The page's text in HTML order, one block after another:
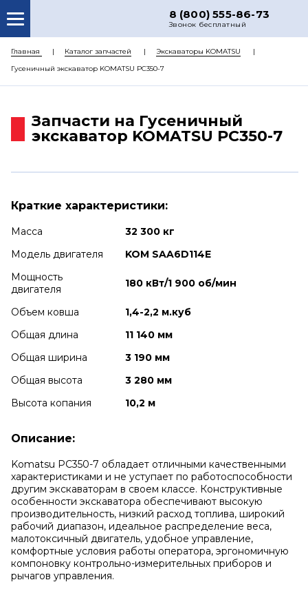
8 (800) 555-86-73
Звонок бесплатный
О НАС
КАТАЛОГ ЗАПЧАСТЕЙ
ДОСТАВКА
Главная Каталог запчастей
Экскаваторы KOMATSU
Гусеничный экскаватор KOMATSU PC350-7
Запчасти на Гусеничный
экскаватор KOMATSU PC350-7
Краткие характеристики:
Масса
32 300 кг
Модель двигателя
KOM SAA6D114E
Мощность
двигателя
180 кВт/1 900 об/мин
Объем ковша
1,4-2,2 м.куб
Общая длина
11 140 мм
Общая ширина
3 190 мм
Общая высота
3 280 мм
Высота копания
10,2 м
Описание:
Komatsu PC350-7 обладает отличными качественными
характеристиками и не уступает по работоспособности
другим экскаваторам в своем классе. Конструктивные
особенности экскаватора обеспечивают высокую
производительность, низкий расход топлива, широкий
рабочий диапазон, идеальное распределение веса,
малотоксичный двигатель, удобное управление,
комфортные условия работы оператора, эргономичную
компоновку контрольно-измерительных приборов и
рычагов управления.